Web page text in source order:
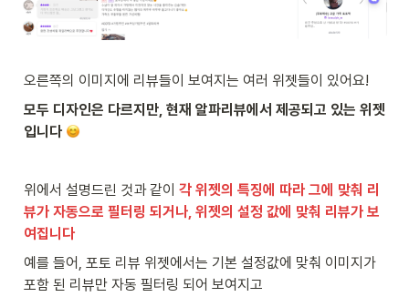
오른쪽의 이미지에 리뷰들이 보여지는 여러 위젯들이 있어요!
모두 디자인은 다르지만, 현재 알파리뷰에서 제공되고 있는 위젯
입니다
위에서 설명드린 것과 같이 각 위젯의 특징에 따라 그에 맞춰 리
뷰가 자동으로 필터링 되거나, 위젯의 설정 값에 맞춰 리뷰가 보
여집니다
예를 들어, 포토 리뷰 위젯에서는 기본 설정값에 맞춰 이미지가
포함 된 리뷰만 자동 필터링 되어 보여지고